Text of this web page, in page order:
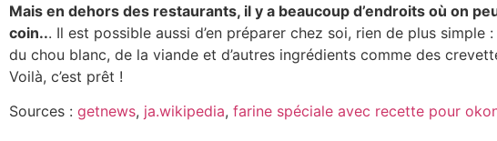
Mais en dehors des restaurants, il y a beaucoup d’endroits où on
coin... Il est possible aussi d’en préparer chez soi, rien de plus
du chou blanc, de la viande et d’autres ingrédients comme des
Voilà, c’est prêt !
Sources : getnews, ja.wikipedia, farine spéciale avec recette pour